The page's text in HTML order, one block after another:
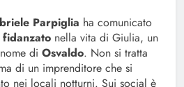
Parpiglia ha comunicato
fidanzato nella vita di Giulia, un
di Osvaldo. Non si tratta
di un imprenditore che si
nei locali notturni. Sui social è